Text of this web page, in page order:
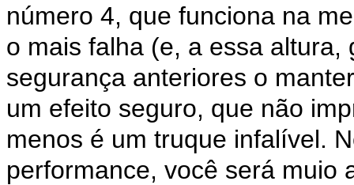
número 4, que funciona na
o mais falha (e, a essa
segurança anteriores o
um efeito seguro, que não
menos é um truque infalível.
performance, você será muio